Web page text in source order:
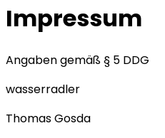
Impressum
Angaben gemäß § 5 DDG
wasserradler
Thomas Gosda